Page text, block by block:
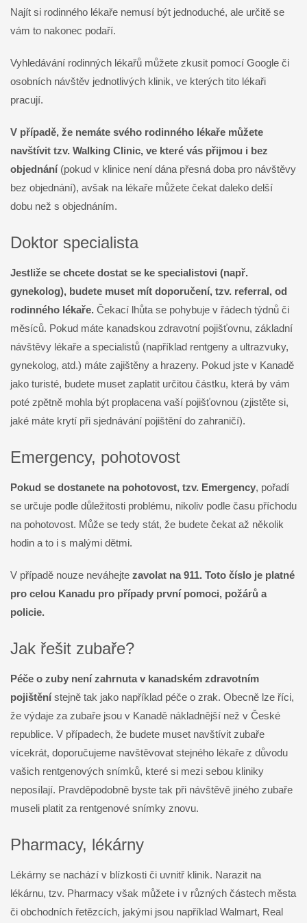
Najít si rodinného lékaře nemusí být jednoduché, ale určitě se
vám to nakonec podaří.
Vyhledávání rodinných lékařů můžete zkusit pomocí Google či
osobních návštěv jednotlivých klinik, ve kterých tito lékaři
pracují.
V případě, že nemáte svého rodinného lékaře můžete
navštívit tzv. Walking Clinic, ve které vás přijmou i bez
objednání(pokud v klinice není dána přesná doba pro návštěvy
bez objednání), avšak na lékaře můžete čekat daleko delší
dobu než s objednáním.
Doktor specialista
Jestliže se chcete dostat se ke specialistovi (např.
gynekolog), budete muset mít doporučení, tzv. referral, od
rodinného lékaře. Čekací lhůta se pohybuje v řádech týdnů či
měsíců. Pokud máte kanadskou zdravotní pojišťovnu, základní
návštěvy lékaře a specialistů (například rentgeny a ultrazvuky,
gynekolog, atd.) máte zajištěny a hrazeny. Pokud jste v Kanadě
jako turisté, budete muset zaplatit určitou částku, která by vám
poté zpětně mohla být proplacena vaší pojišťovnou (zjistěte si,
jaké máte krytí při sjednávání pojištění do zahraničí).
Emergency, pohotovost
Pokud se dostanete na pohotovost, tzv. Emergency, pořadí
se určuje podle důležitosti problému, nikoliv podle času příchodu
na pohotovost. Může se tedy stát, že budete čekat až několik
hodin a to i s malými dětmi.
V případě nouze neváhejte zavolat na 911. Toto číslo je platné
pro celou Kanadu pro případy první pomoci, požárů a
policie.
Jak řešit zubaře?
Péče o zuby není zahrnuta v kanadském zdravotním
pojištěnístejně tak jako například péče o zrak. Obecně lze říci,
že výdaje za zubaře jsou v Kanadě nákladnější než v České
republice. V případech, že budete muset navštívit zubaře
vícekrát, doporučujeme navštěvovat stejného lékaře z důvodu
vašich rentgenových snímků, které si mezi sebou kliniky
neposílají. Pravděpodobně byste tak při návštěvě jiného zubaře
museli platit za rentgenové snímky znovu.
Pharmacy, lékárny
Lékárny se nachází v blízkosti či uvnitř klinik. Narazit na
lékárnu, tzv. Pharmacy však můžete i v různých částech města
či obchodních řetězcích, jakými jsou například Walmart, Real